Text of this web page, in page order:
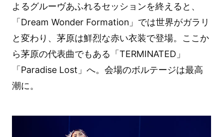
よるグルーヴあふれるセッションを終えると、
「Dream Wonder Formation」では世界がガラリ
と変わり、茅原は鮮烈な赤い衣装で登場。ここか
ら茅原の代表曲でもある「TERMINATED」
「Paradise Lost」へ。会場のボルテージは最高
潮に。